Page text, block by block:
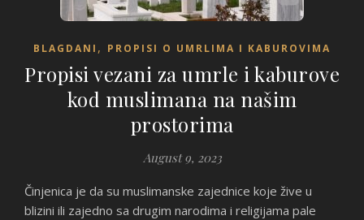
BLAGDANI , PROPISI O UMRLIMA I KABUROVIMA
Propisi vezani za umrle i kaburove
kod muslimana na našim
prostorima
August 9, 2023
Činjenica je da su muslimanske zajednice koje žive u
blizini ili zajedno sa drugim narodima i religijama pale